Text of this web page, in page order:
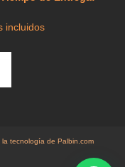
incluidos
tecnología de Palbin.com